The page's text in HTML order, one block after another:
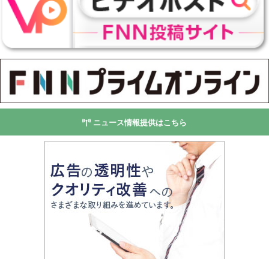
ニュース情報提供はこちら